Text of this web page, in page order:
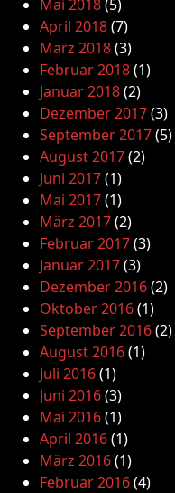
Mai 2018(5)
April 2018(7)
März 2018(3)
Februar 2018(1)
Januar 2018(2)
Dezember 2017(3)
September 2017(5)
August 2017(2)
Juni 2017(1)
Mai 2017(1)
März 2017(2)
Februar 2017(3)
Januar 2017(3)
Dezember 2016(2)
Oktober 2016(1)
September 2016(2)
August 2016(1)
Juli 2016(1)
Juni 2016(3)
Mai 2016(1)
April 2016(1)
März 2016(1)
Februar 2016(4)